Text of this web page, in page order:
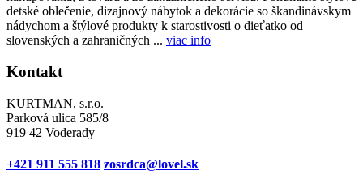
detské oblečenie, dizajnový nábytok a dekorácie so škandinávskym
nádychom a štýlové produkty k starostivosti o dieťatko od
slovenských a zahraničných ... viac info
Kontakt
KURTMAN, s.r.o.
Parková ulica 585/8
919 42 Voderady
+421 911 555 818 zosrdca@lovel.sk